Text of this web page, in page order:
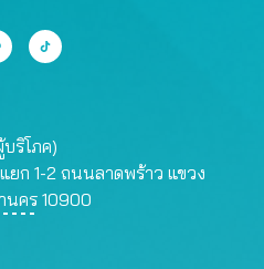
ริโภค)
ยก 1-2 ถนนลาดพร้าว แขวง
นคร 10900